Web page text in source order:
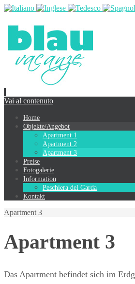
Vai al contenuto
Home
Objekte/Angebot
Apartment 1
Apartment 2
Apartment 3
Preise
Fotogalerie
Information
Peschiera del Garda
Kontakt
Apartment 3
Apartment 3
Das Apartment befindet sich im